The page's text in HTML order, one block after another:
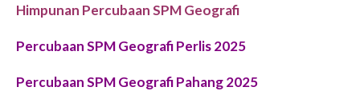
Himpunan Percubaan SPM Geografi
Percubaan SPM Geografi Perlis 2025
Percubaan SPM Geografi Pahang 2025